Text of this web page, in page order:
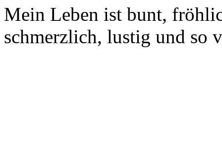
Mein Leben ist bunt,
schmerzlich, lustig und so